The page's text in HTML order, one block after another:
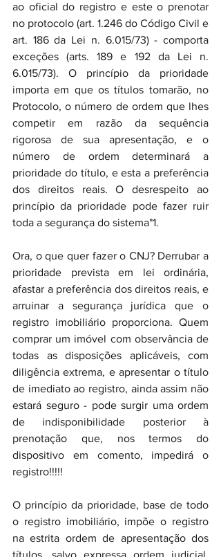
ao oficial do registro e este o prenotar
no protocolo (art. 1.246 do Código Civil e
art. 186 da Lei n. 6.015/73) - comporta
exceções (arts. 189 e 192 da Lei n.
6.015/73). O princípio da prioridade
importa em que os títulos tomarão, no
Protocolo, o número de ordem que lhes
competir em razão da sequência
rigorosa de sua apresentação, e o
número de ordem determinará a
prioridade do título, e esta a preferência
dos direitos reais. O desrespeito ao
princípio da prioridade pode fazer ruir
toda a segurança do sistema"1.
Ora, o que quer fazer o CNJ? Derrubar a
prioridade prevista em lei ordinária,
afastar a preferência dos direitos reais, e
arruinar a segurança jurídica que o
registro imobiliário proporciona. Quem
comprar um imóvel com observância de
todas as disposições aplicáveis, com
diligência extrema, e apresentar o título
de imediato ao registro, ainda assim não
estará seguro - pode surgir uma ordem
de indisponibilidade posterior à
prenotação que, nos termos do
dispositivo em comento, impedirá o
registro!!!!!
O princípio da prioridade, base de todo
o registro imobiliário, impõe o registro
na estrita ordem de apresentação dos
títulos, salvo expressa ordem judicial,